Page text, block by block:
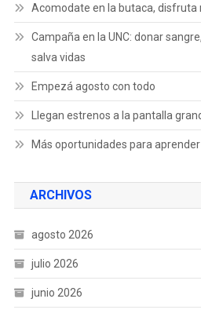
Acomodate en la butaca, disfruta
Campaña en la UNC: donar
salva vidas
Empezá agosto con todo
Llegan estrenos a la pantalla
Más oportunidades para aprender
ARCHIVOS
agosto 2026
julio 2026
junio 2026